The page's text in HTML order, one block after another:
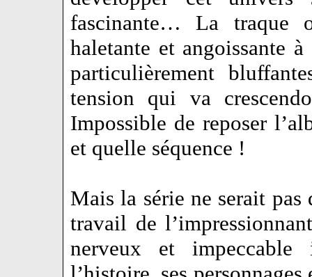
fascinante… La traque
haletante et angoissante
particulièrement
tension qui va
Impossible de reposer
et quelle séquence !
Mais la série ne serait
travail de
nerveux et